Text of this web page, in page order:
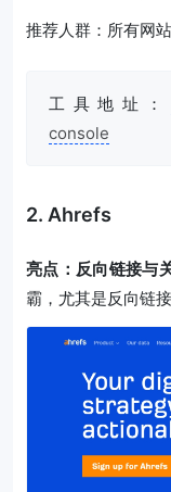
推荐人群：所有网
工具地址：
console
2. Ahrefs
亮点：反向链接与
霸，尤其是反向链